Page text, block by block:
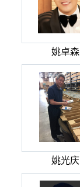
姚卓森
姚光庆